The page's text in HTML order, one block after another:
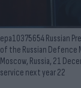
epa10375654 Russian
of the Russian Defence
Moscow, Russia, 21
service next year 22